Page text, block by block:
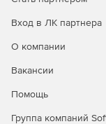
Одна
серверов и
испанском,
Вход в ЛК партнера
О компании
Вакансии
Помощь
Группа компаний